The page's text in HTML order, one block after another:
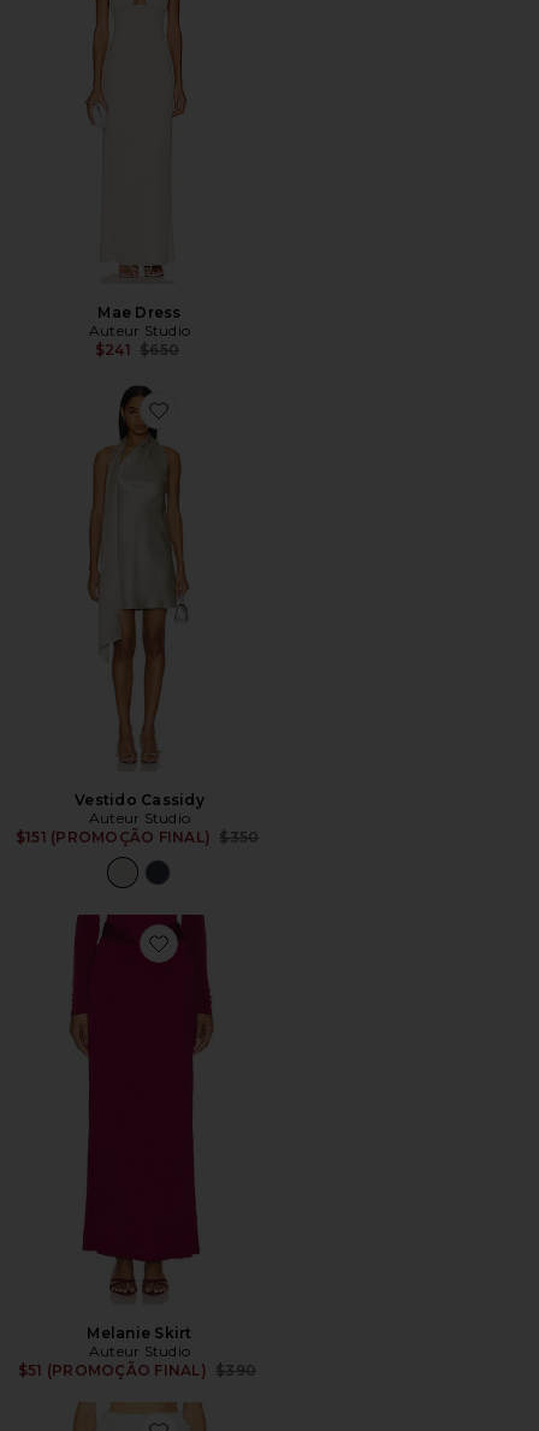
Mae Dress
Auteur Studio
$241 Previous price:
$650
Favorite Vestido Cassidy
Vestido Cassidy
Auteur Studio
$151 (PROMOÇÃO FINAL)
Previous price:
$350
Favorite Melanie Skirt
Melanie Skirt
Auteur Studio
$51 (PROMOÇÃO FINAL) Previous price:
$390